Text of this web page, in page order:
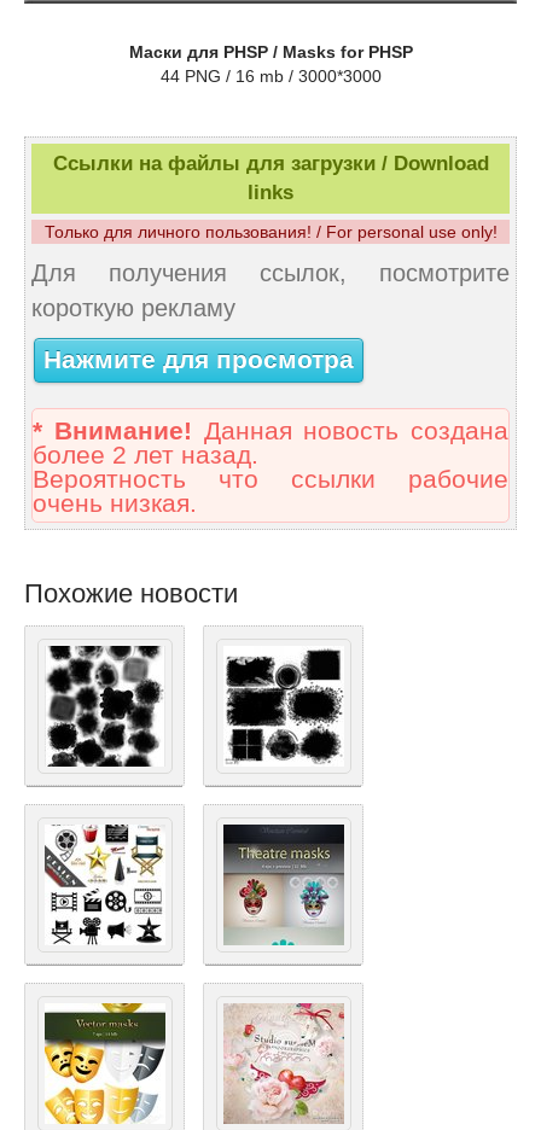
Маски для PHSP / Masks for PHSP
44 PNG / 16 mb / 3000*3000
Ссылки на файлы для загрузки / Download
links
Только для личного пользования! / For personal use only!
Для получения ссылок, посмотрите
короткую рекламу
Нажмите для просмотра
* Внимание! Данная новость создана
более 2 лет назад.
Вероятность что ссылки рабочие
очень низкая.
Похожие новости